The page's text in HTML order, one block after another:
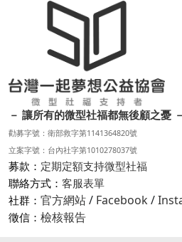
－ 讓所有的微型社福都無後顧之憂 －
勸募字號：衛部救字第1141364820號
立案字號：台內社字第1010278037號
募款： 定期定額支持微型社福
聯絡方式： 客服表單
社群： 官方網站/ Facebook/
徵信： 檢核報告